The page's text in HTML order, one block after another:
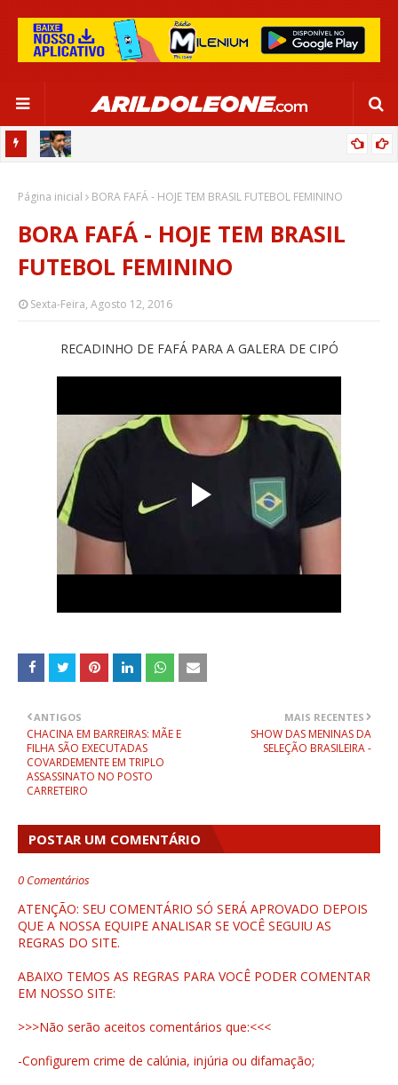
“SATISFAÇÃO MUITO GRANDE”
Página inicial BORA FAFÁ - HOJE TEM BRASIL FUTEBOL FEMININO
BORA FAFÁ - HOJE TEM BRASIL
FUTEBOL FEMININO
Sexta-Feira, Agosto 12, 2016
RECADINHO DE FAFÁ PARA A GALERA DE CIPÓ
MAIS RECENTES
SHOW DAS MENINAS DA
SELEÇÃO BRASILEIRA -
ANTIGOS
CHACINA EM BARREIRAS: MÃE E
FILHA SÃO EXECUTADAS
COVARDEMENTE EM TRIPLO
ASSASSINATO NO POSTO
CARRETEIRO
POSTAR UM COMENTÁRIO
0 Comentários
ATENÇÃO: SEU COMENTÁRIO SÓ SERÁ APROVADO DEPOIS
QUE A NOSSA EQUIPE ANALISAR SE VOCÊ SEGUIU AS
REGRAS DO SITE.
ABAIXO TEMOS AS REGRAS PARA VOCÊ PODER COMENTAR
EM NOSSO SITE:
>>>Não serão aceitos comentários que:<<<
-Configurem crime de calúnia, injúria ou difamação;